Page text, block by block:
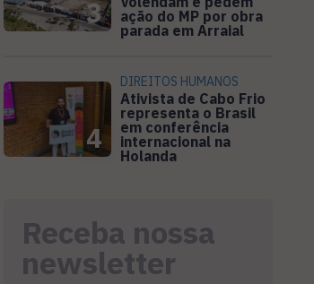
3
ação do MP por obra
parada em Arraial
4
DIREITOS HUMANOS
Ativista de Cabo Frio
representa o Brasil
em conferência
internacional na
Holanda
Receba nossa
newsletter